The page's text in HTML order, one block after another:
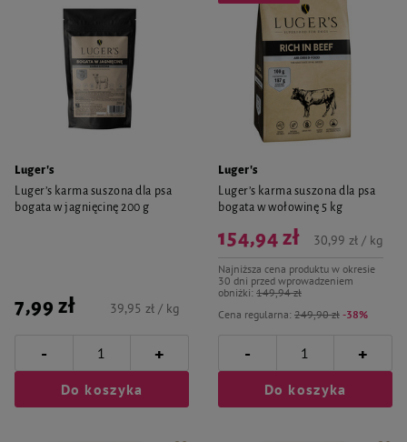
Luger's
Luger’s karma suszona dla psa
bogata w jagnięcinę 200 g
7,99 zł 39,95 zł / kg
- +
Do koszyka
Luger's
Luger’s karma suszona dla psa
bogata w wołowinę 5 kg
Cena regularna: 249,90 zł -38%
154,94 zł
Najniższa cena produktu w okresie
30 dni przed wprowadzeniem
obniżki: 149,94 zł
30,99 zł / kg
- +
Do koszyka